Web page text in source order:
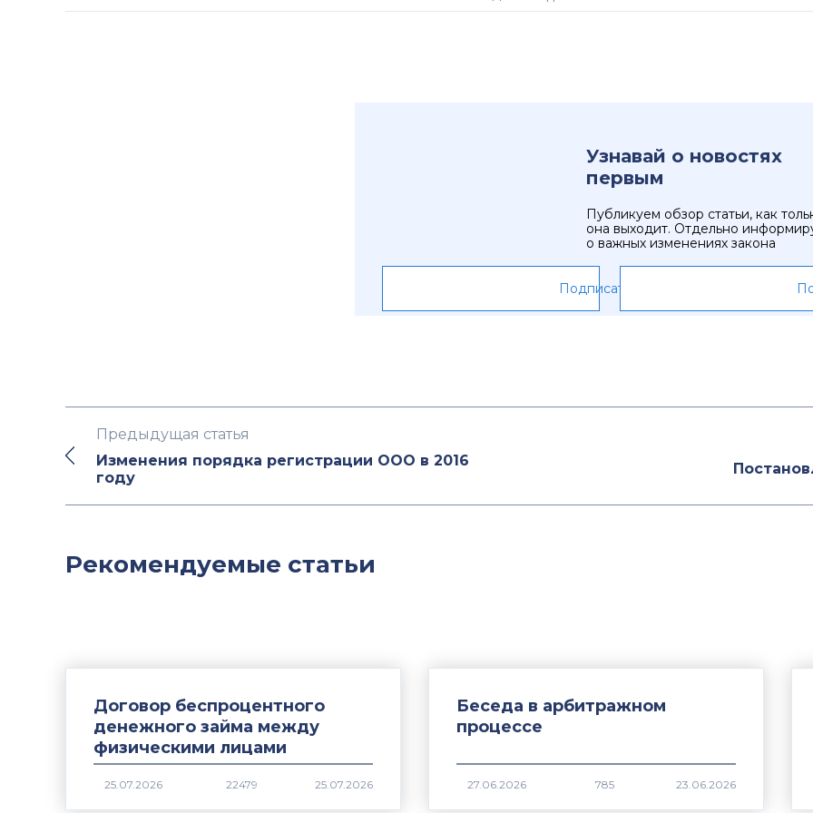
Узнавай о новостях
первым
Публикуем обзор статьи, как
она выходит. Отдельно
о важных изменениях закона
Подписаться
Предыдущая статья
Изменения порядка регистрации ООО в 2016
году
Рекомендуемые статьи
Договор беспроцентного
денежного займа между
физическими лицами
22479
Беседа в арбитражном
процессе
785